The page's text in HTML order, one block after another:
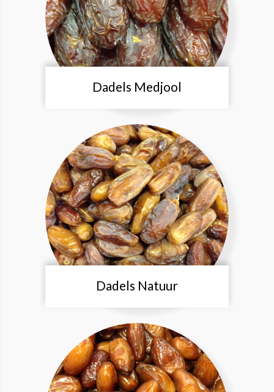
Dadels Medjool
Dadels Natuur